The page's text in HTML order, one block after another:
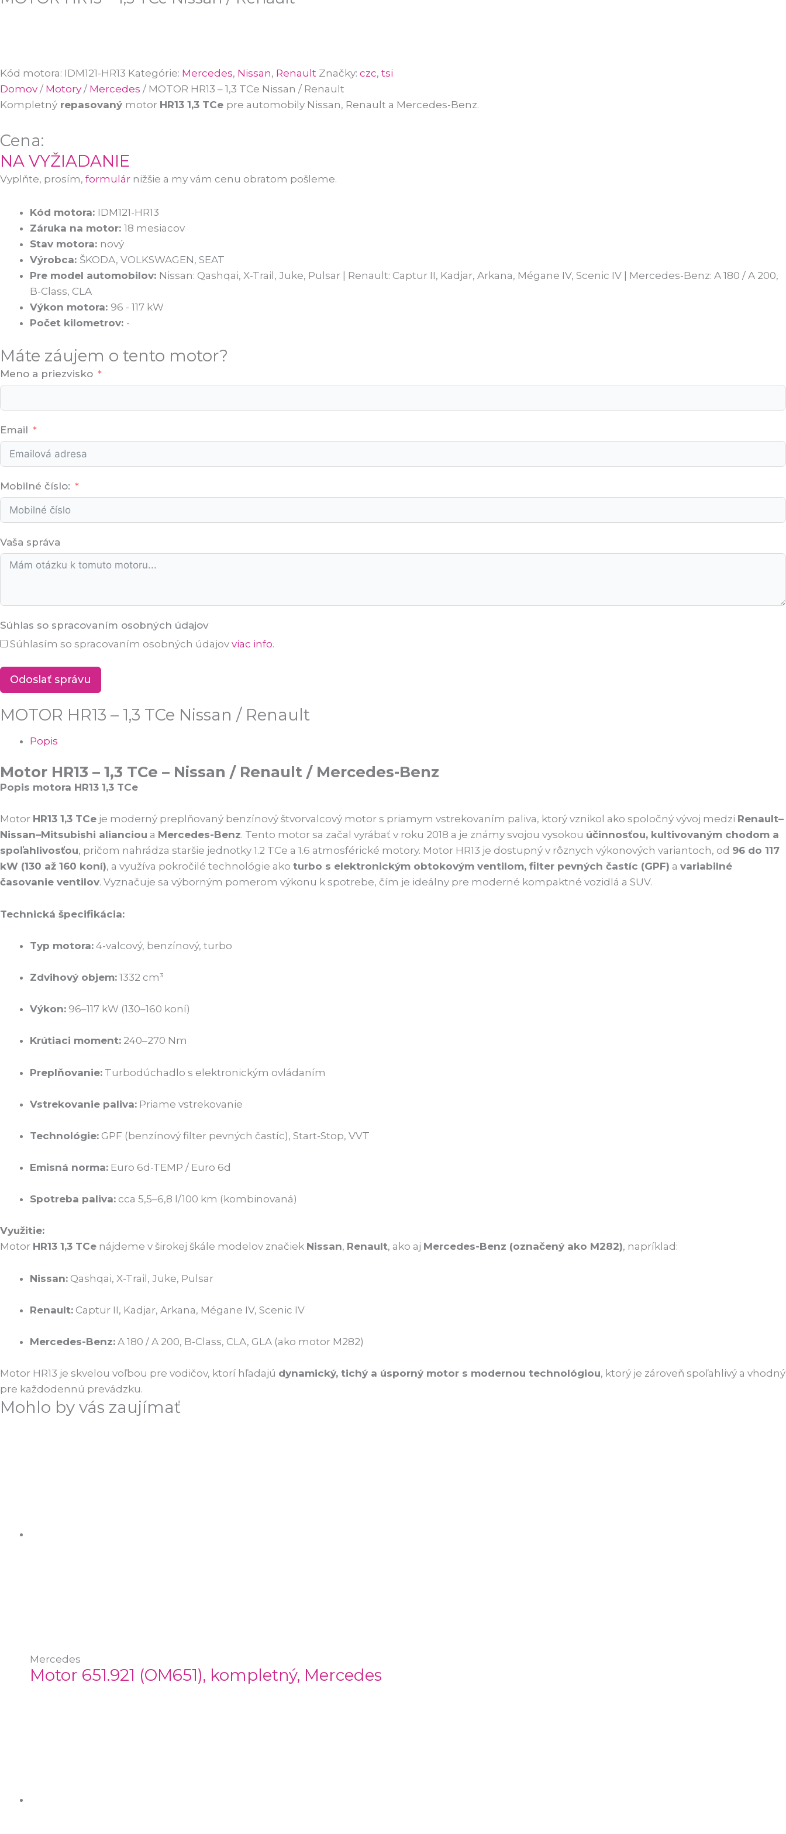
Kód motora: IDM121-HR13 Kategórie: Mercedes, Nissan, Renault Značky: czc, tsi
Domov / Motory / Mercedes / MOTOR HR13 – 1,3 TCe Nissan / Renault
Kompletný repasovaný motor HR13 1,3 TCe pre automobily Nissan, Renault a Mercedes-Benz.
Cena:
NA VYŽIADANIE
Vyplňte, prosím, formulár nižšie a my vám cenu obratom pošleme.
Kód motora: IDM121-HR13
Záruka na motor: 18 mesiacov
Stav motora: nový
Výrobca: ŠKODA, VOLKSWAGEN, SEAT
Pre model automobilov: Nissan: Qashqai, X-Trail, Juke, Pulsar | Renault: Captur II, Kadjar, Arkana, Mégane IV, Scenic IV | Mercedes-Benz: A 180 / A 200,
B-Class, CLA
Výkon motora: 96 - 117 kW
Počet kilometrov: -
Máte záujem o tento motor?
Meno a priezvisko
Email
Mobilné číslo:
Vaša správa
Súhlas so spracovaním osobných údajov
Súhlasím so spracovaním osobných údajov viac info.
Odoslať správu
MOTOR HR13 – 1,3 TCe Nissan / Renault
Popis
Motor HR13 – 1,3 TCe – Nissan / Renault / Mercedes-Benz
Popis motora HR13 1,3 TCe
Motor HR13 1,3 TCe je moderný preplňovaný benzínový štvorvalcový motor s priamym vstrekovaním paliva, ktorý vznikol ako spoločný vývoj medzi Renault–
Nissan–Mitsubishi alianciou a Mercedes-Benz. Tento motor sa začal vyrábať v roku 2018 a je známy svojou vysokou účinnosťou, kultivovaným chodom a
spoľahlivosťou, pričom nahrádza staršie jednotky 1.2 TCe a 1.6 atmosférické motory. Motor HR13 je dostupný v rôznych výkonových variantoch, od 96 do 117
kW (130 až 160 koní), a využíva pokročilé technológie ako turbo s elektronickým obtokovým ventilom, filter pevných častíc (GPF) a variabilné
časovanie ventilov. Vyznačuje sa výborným pomerom výkonu k spotrebe, čím je ideálny pre moderné kompaktné vozidlá a SUV.
Technická špecifikácia:
Typ motora: 4-valcový, benzínový, turbo
Zdvihový objem: 1332 cm³
Výkon: 96–117 kW (130–160 koní)
Krútiaci moment: 240–270 Nm
Preplňovanie: Turbodúchadlo s elektronickým ovládaním
Vstrekovanie paliva: Priame vstrekovanie
Technológie: GPF (benzínový filter pevných častíc), Start-Stop, VVT
Emisná norma: Euro 6d-TEMP / Euro 6d
Spotreba paliva: cca 5,5–6,8 l/100 km (kombinovaná)
Využitie:
Motor HR13 1,3 TCe nájdeme v širokej škále modelov značiek Nissan, Renault, ako aj Mercedes-Benz (označený ako M282), napríklad:
Nissan: Qashqai, X-Trail, Juke, Pulsar
Renault: Captur II, Kadjar, Arkana, Mégane IV, Scenic IV
Mercedes-Benz: A 180 / A 200, B-Class, CLA, GLA (ako motor M282)
Motor HR13 je skvelou voľbou pre vodičov, ktorí hľadajú dynamický, tichý a úsporný motor s modernou technológiou, ktorý je zároveň spoľahlivý a vhodný
pre každodennú prevádzku.
Mohlo by vás zaujímať
Mercedes
Motor 651.921 (OM651), kompletný, Mercedes